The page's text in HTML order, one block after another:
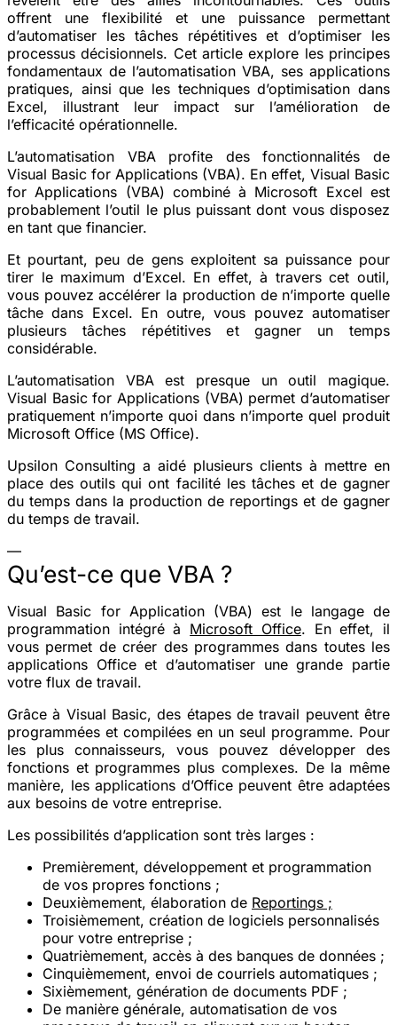
offrent une flexibilité et une puissance permettant
d’automatiser les tâches répétitives et d’optimiser les
processus décisionnels. Cet article explore les principes
fondamentaux de l’automatisation VBA, ses applications
pratiques, ainsi que les techniques d’optimisation dans
Excel, illustrant leur impact sur l’amélioration de
l’efficacité opérationnelle.
L’automatisation VBA profite des fonctionnalités de
Visual Basic for Applications (VBA). En effet, Visual Basic
for Applications (VBA) combiné à Microsoft Excel est
probablement l’outil le plus puissant dont vous disposez
en tant que financier.
Et pourtant, peu de gens exploitent sa puissance pour
tirer le maximum d’Excel. En effet, à travers cet outil,
vous pouvez accélérer la production de n’importe quelle
tâche dans Excel. En outre, vous pouvez automatiser
plusieurs tâches répétitives et gagner un temps
considérable.
L’automatisation VBA est presque un outil magique.
Visual Basic for Applications (VBA) permet d’automatiser
pratiquement n’importe quoi dans n’importe quel produit
Microsoft Office (MS Office).
Upsilon Consulting a aidé plusieurs clients à mettre en
place des outils qui ont facilité les tâches et de gagner
du temps dans la production de reportings et de gagner
du temps de travail.
—
Qu’est-ce que VBA ?
Visual Basic for Application (VBA) est le langage de
programmation intégré à Microsoft Office. En effet, il
vous permet de créer des programmes dans toutes les
applications Office et d’automatiser une grande partie
votre flux de travail.
Grâce à Visual Basic, des étapes de travail peuvent être
programmées et compilées en un seul programme. Pour
les plus connaisseurs, vous pouvez développer des
fonctions et programmes plus complexes. De la même
manière, les applications d’Office peuvent être adaptées
aux besoins de votre entreprise.
Les possibilités d’application sont très larges :
Premièrement, développement et programmation
de vos propres fonctions ;
Deuxièmement, élaboration de Reportings ;
Troisièmement, création de logiciels personnalisés
pour votre entreprise ;
Quatrièmement, accès à des banques de données ;
Cinquièmement, envoi de courriels automatiques ;
Sixièmement, génération de documents PDF ;
De manière générale, automatisation de vos